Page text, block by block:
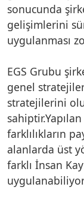
sonucunda
gelişimlerini
uygulanması
EGS Grubu
genel
stratejilerini
farklılıkların
alanlarda üst
farklı İnsan